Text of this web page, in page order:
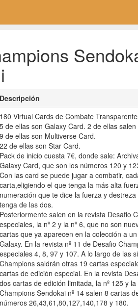
Descripción
180 Virtual Cards de Combate
5 de ellas son Galaxy Card. 2 de ellas
9 de ellas son Multiverse Card.
22 de ellas son Star Card.
Pack de inicio cuesta 7€, donde sale:
Galaxy Card, que son los números 120 y
Con las card se puede jugar a combatir,
carta,eligiendo el que tenga la más alta
numeración que te dice la fuerza y
tenga de las dos.
Posteriormente salen en la revista Desafio
especiales, la nº 2 y la nº 6, que no son
cartas que ya aparecen en la colección a
Galaxy. En la revista nº 11 de Desafio
especiales 4, 8, 97 y 107. A lo largo de las
Champions saldrán otras 19 cartas
cartas de edición especial. En la revista
dos cartas de edición limitada, la nº 125 y
Champions Sendokai nº 14 salen 8 cartas
números 26,43,61,80,127,140,178 y 180.